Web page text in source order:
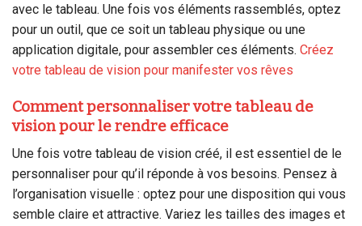
avec le tableau. Une fois vos éléments rassemblés, optez
pour un outil, que ce soit un tableau physique ou une
application digitale, pour assembler ces éléments. Créez
votre tableau de vision pour manifester vos rêves
Comment personnaliser votre tableau de
vision pour le rendre efficace
Une fois votre tableau de vision créé, il est essentiel de le
personnaliser pour qu’il réponde à vos besoins. Pensez à
l’organisation visuelle : optez pour une disposition qui vous
semble claire et attractive. Variez les tailles des images et